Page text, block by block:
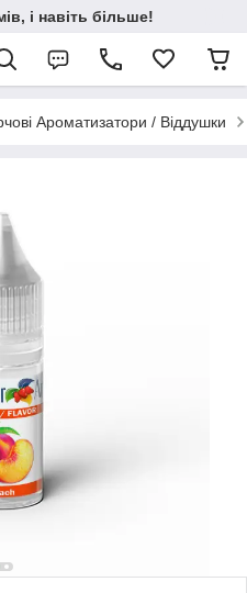
і навіть більше!
Ароматизатори / Віддушки